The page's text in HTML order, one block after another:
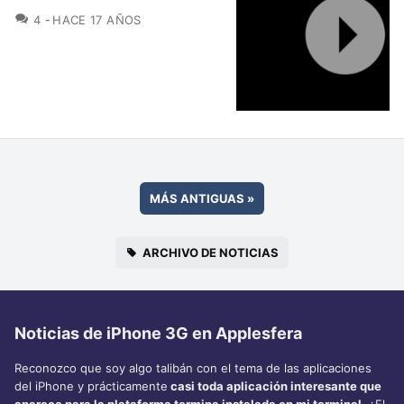
4 COMENTARIOS
HACE 17 AÑOS
MÁS ANTIGUAS »
ARCHIVO DE NOTICIAS
Noticias de iPhone 3G en Applesfera
Reconozco que soy algo talibán con el tema de las aplicaciones
del iPhone y prácticamente casi toda aplicación interesante que